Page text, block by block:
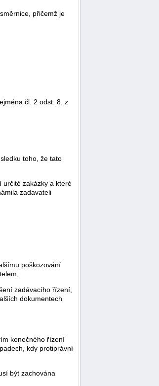
přičemž je
čl. 2 odst. 8, z
toho, že tato
určité zakázky a které
zadavateli
poškozování
zadávacího řízení,
dokumentech
konečného řízení
kdy protiprávní
být zachována